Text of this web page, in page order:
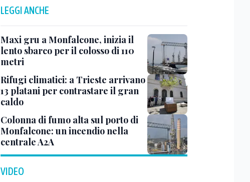
LEGGI ANCHE
Maxi gru a Monfalcone, inizia il
lento sbarco per il colosso di 110
metri
Rifugi climatici: a Trieste arrivano
13 platani per contrastare il gran
caldo
Colonna di fumo alta sul porto di
Monfalcone: un incendio nella
centrale A2A
VIDEO